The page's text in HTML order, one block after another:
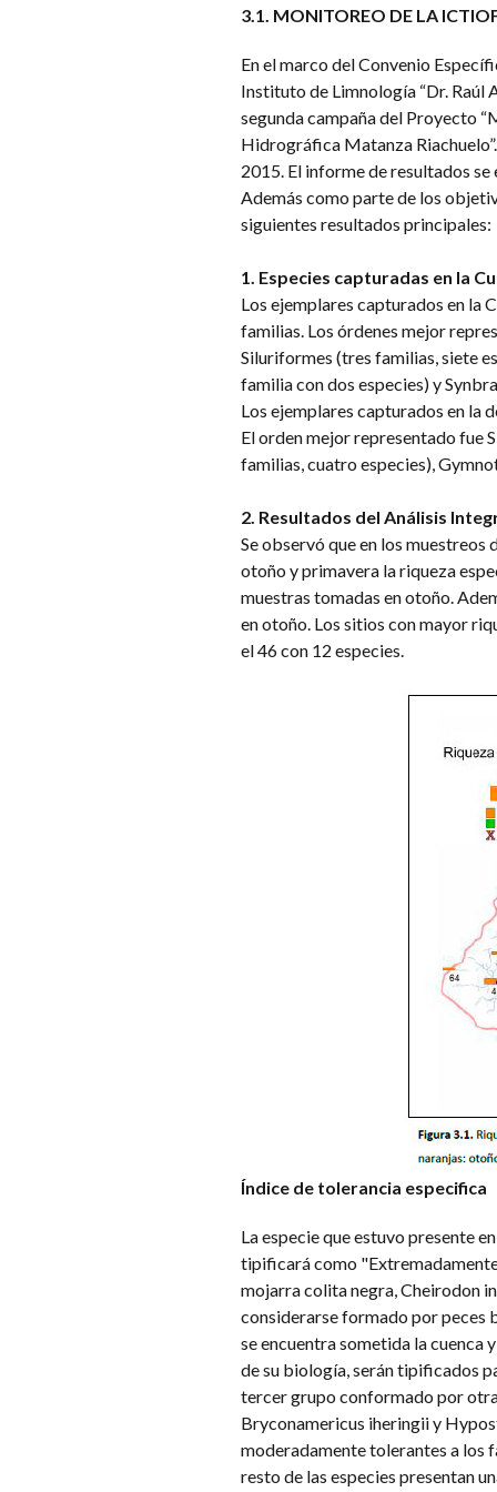
3.1. MONITOREO DE LA
En el marco del Convenio
Instituto de Limnología “Dr. Raúl
segunda campaña del Proyecto
Hidrográfica Matanza
2015. El informe de resultados
Además como parte de los
siguientes resultados principales:
1. Especies capturadas en la
Los ejemplares capturados en la
familias. Los órdenes mejor
Siluriformes (tres familias, siete
familia con dos especies) y
Los ejemplares capturados en la
El orden mejor representado fue
familias, cuatro especies),
2. Resultados del Análisis
Se observó que en los
otoño y primavera la riqueza
muestras tomadas en otoño.
en otoño. Los sitios con mayor
el 46 con 12 especies.
Índice de tolerancia especifica
La especie que estuvo presente
tipificará como
mojarra colita negra, Cheirodon
considerarse formado por peces
se encuentra sometida la cuenca
de su biología, serán tipificados
tercer grupo conformado por
Bryconamericus iheringii y
moderadamente tolerantes a los
resto de las especies presentan